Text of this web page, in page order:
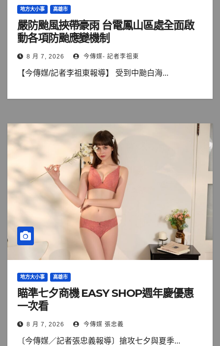
地方大小事 高雄市
嚴防颱風挾帶豪雨 台電鳳山區處全面啟
動各項防颱應變機制
8 月 7, 2026 今傳媒- 記者李祖東
【今傳媒/記者李祖東報導】 受到中颱白海...
地方大小事 高雄市
瞄準七夕商機 EASY SHOP週年慶優惠
一次看
8 月 7, 2026 今傳媒 張忠義
〔今傳媒／記者張忠義報導〕搶攻七夕與夏季...